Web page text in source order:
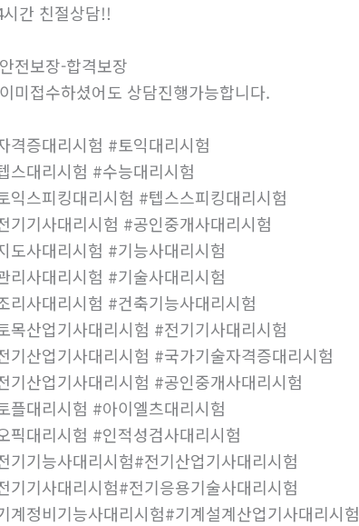
간 친절상담!!
전보장-합격보장
미접수하셨어도 상담진행가능합니다.
격증대리시험 #토익대리시험
스대리시험 #수능대리시험
익스피킹대리시험 #텝스스피킹대리시험
기기사대리시험 #공인중개사대리시험
도사대리시험 #기능사대리시험
리사대리시험 #기술사대리시험
리사대리시험 #건축기능사대리시험
목산업기사대리시험 #전기기사대리시험
기산업기사대리시험 #국가기술자격증대리시험
기산업기사대리시험 #공인중개사대리시험
플대리시험 #아이엘츠대리시험
픽대리시험 #인적성검사대리시험
기기능사대리시험#전기산업기사대리시험
기기사대리시험#전기응용기술사대리시험
계정비기능사대리시험#기계설계산업기사대리시험